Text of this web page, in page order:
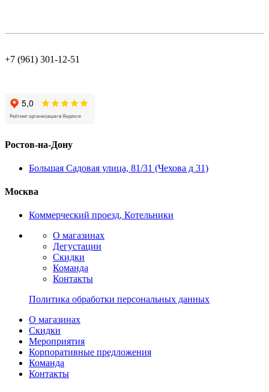
+7 (961) 301-12-51
Ростов-на-Дону
Большая Садовая улица, 81/31 (Чехова д 31)
Москва
Коммерческий проезд, Котельники
О магазинах
Дегустации
Скидки
Команда
Контакты
Политика обработки персональных данных
О магазинах
Скидки
Мероприятия
Корпоративные предложения
Команда
Контакты